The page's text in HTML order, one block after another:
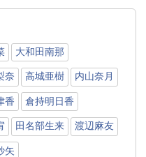
大和田南那
奈 高城亜樹 内山奈月
香 倉持明日香
田名部生来 渡辺麻友
矢